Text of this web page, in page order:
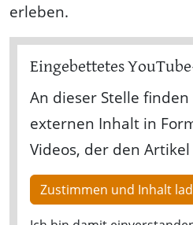
erleben.
Eingebettetes
An dieser Stelle finden
externen Inhalt in
Videos, der den
Zustimmen und Inhalt